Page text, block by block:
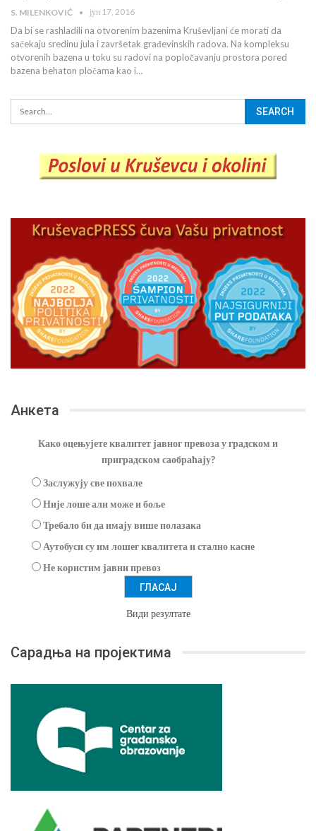
S. MILENKOVIĆ јун 17, 2016
Da bi se rashladili na otvorenim bazenima Kruševljani će morati da
sačekaju sredinu jula i završetak građevinskih radova. Na kompleksu
otvorenih bazena u toku su radovi na popločavanju prostora pored
bazena behaton pločama kao i…
Анкета
Како оцењујете квалитет јавног превоза у градском и
приградском саобраћају?
Заслужују све похвале
Није лоше али може и боље
Требало би да имају више полазака
Аутобуси су им лошег квалитета и стално касне
Не користим јавни превоз
Види резултате
Сарадња на пројектима